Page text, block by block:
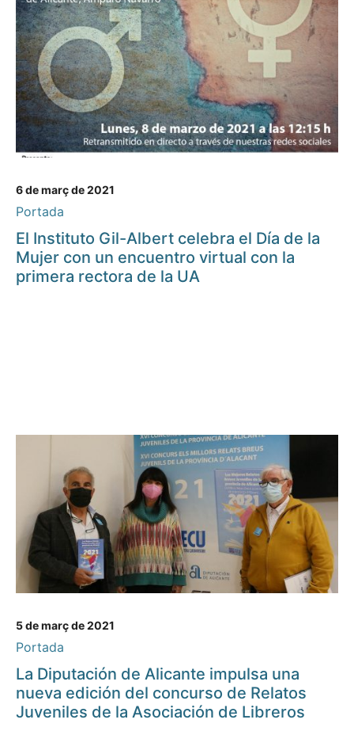
6 de març de 2021
Portada
El Instituto Gil-Albert celebra el Día de la
Mujer con un encuentro virtual con la
primera rectora de la UA
5 de març de 2021
Portada
La Diputación de Alicante impulsa una
nueva edición del concurso de Relatos
Juveniles de la Asociación de Libreros